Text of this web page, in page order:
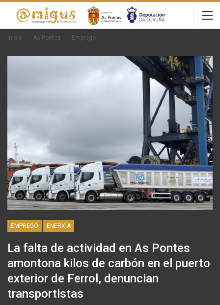
Inicio As Pontes Emprego
EMPREGO ENERXÍA
La falta de actividad en As Pontes
amontona kilos de carbón en el puerto
exterior de Ferrol, denuncian
transportistas